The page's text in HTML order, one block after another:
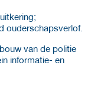
ouderschapsverlof.
van de politie
informatie- en